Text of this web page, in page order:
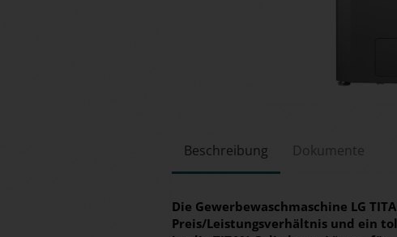
Beschreibung Dokumente
Die Gewerbewaschmaschine LG
Preis/Leistungsverhältnis und ein